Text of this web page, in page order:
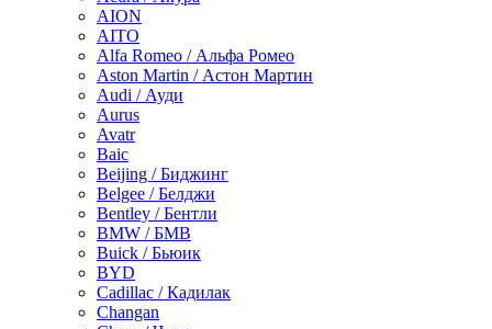
AION
AITO
Alfa Romeo / Альфа Ромео
Aston Martin / Астон Мартин
Audi / Ауди
Aurus
Avatr
Baic
Beijing / Биджинг
Belgee / Белджи
Bentley / Бентли
BMW / БМВ
Buick / Бьюик
BYD
Cadillac / Кадилак
Changan